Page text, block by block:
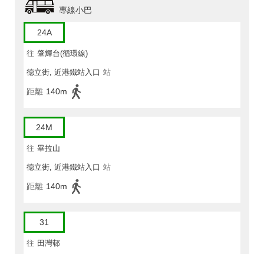
專線小巴
24A
往 肇輝台(循環線)
德立街, 近港鐵站入口 站
距離 140m
24M
往 畢拉山
德立街, 近港鐵站入口 站
距離 140m
31
往 田灣邨